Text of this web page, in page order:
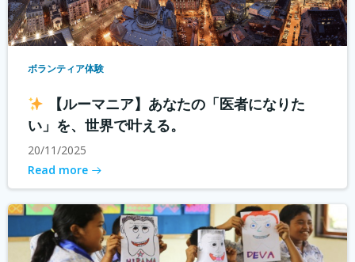
ボランティア体験
【ルーマニア】あなたの「医者になりた
い」を、世界で叶える。
20/11/2025
Read more